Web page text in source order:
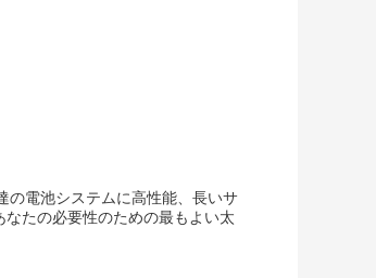
の電池システムに高性能、長いサ
たの必要性のための最もよい太